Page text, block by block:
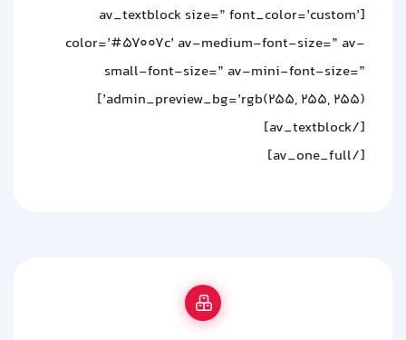
[av_textblock size=” font_color=’custom’
color=’#57007c’ av-medium-font-size=” av-
small-font-size=” av-mini-font-size=”
admin_preview_bg=’rgb(255, 255, 255)’]
[/av_textblock]
[/av_one_full]